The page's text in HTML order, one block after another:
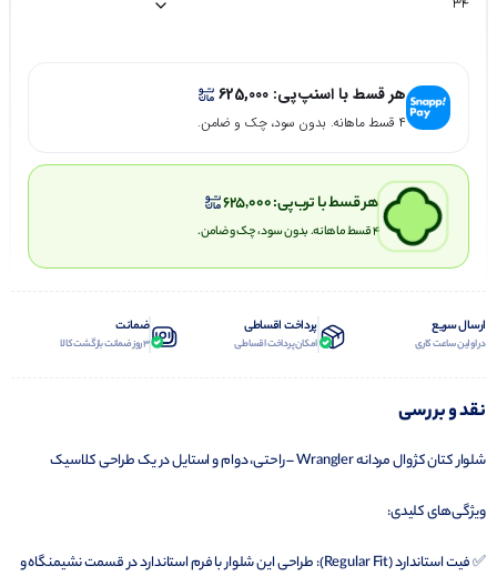
هر قسط با اسنپ‌پی: 625,000
۴ قسط ماهانه. بدون سود، چک و ضامن.
هر قسط با ترب‌پی:625,000
۴ قسط ماهانه. بدون سود، چک و ضامن.
ارسال سریع
در اولین ساعت کاری
پرداخت اقساطی
امکان پرداخت اقساطی
ضمانت
3 روز ضمانت بازگشت کالا
نقد و بررسی
شلوار کتان کژوال مردانه Wrangler – راحتی، دوام و استایل در یک طراحی کلاسیک
ویژگی‌های کلیدی:
✅ فیت استاندارد (Regular Fit): طراحی این شلوار با فرم استاندارد در قسمت نشیمنگاه و